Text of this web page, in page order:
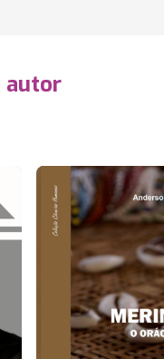
autor